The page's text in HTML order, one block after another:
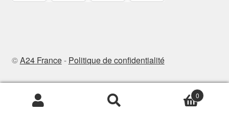
©A24 France- Politique de confidentialité
Recherche
Recherche
0